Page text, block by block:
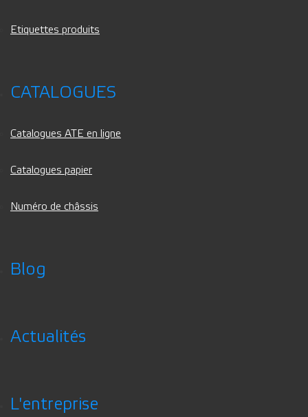
Etiquettes produits
CATALOGUES
Catalogues ATE en ligne
Catalogues papier
Numéro de châssis
Blog
Actualités
L'entreprise